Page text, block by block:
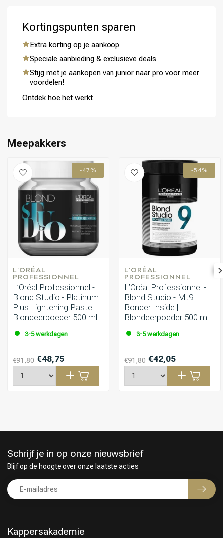
Omvorming
Kortingspunten sparen
Extra korting op je aankoop
Speciale aanbieding & exclusieve deals
Stijg met je aankopen van junior naar pro voor meer
voordelen!
Ontdek hoe het werkt
Meepakkers
-47%
L'ORÉAL
PROFESSIONNEL
L’Oréal Professionnel -
Blond Studio - Platinum
Plus Lightening Paste |
Blondeerpoeder 500 ml
3-5 werkdagen
€91,80 €48,75
-54%
L'ORÉAL
PROFESSIONNEL
L’Oréal Professionnel -
Blond Studio - Mt9
Bonder Inside |
Blondeerpoeder 500 ml
3-5 werkdagen
€91,80 €42,05
Kappersakademie
Schrijf je in op onze nieuwsbrief
Blijf op de hoogte over onze laatste acties